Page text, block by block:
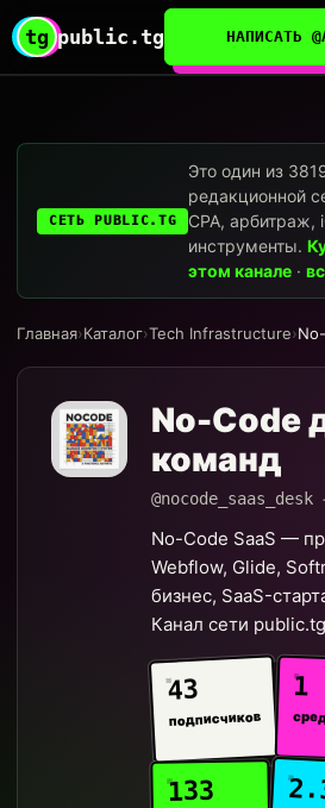
tg public.tg НАПИСАТЬ
СЕТЬ PUBLIC.TG
Это один из
редакционной
CPA, арбитраж,
инструменты.
этом канале ·
Главная›Каталог›Tech Infrastructure›
No-Code
команд
@nocode_saas_desk
No-Code SaaS —
Webflow, Glide,
бизнес, SaaS-
Канал сети
43
подписчиков
1
133